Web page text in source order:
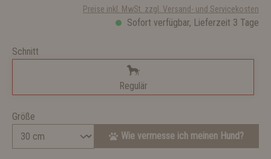
Preise inkl. MwSt. zzgl. Versand- und Servicekosten
Sofort verfügbar, Lieferzeit 3 Tage
Schnitt
Regulär
Größe
Wie vermesse ich meinen Hund?